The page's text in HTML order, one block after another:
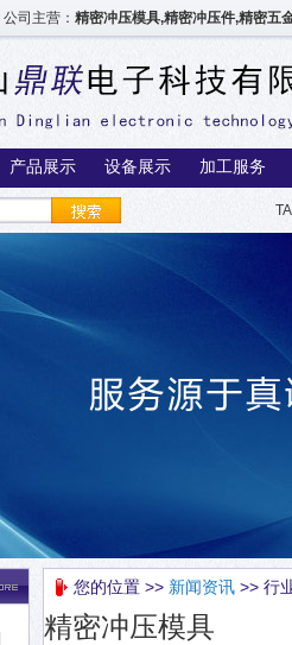
司主营： 精密冲压模具,精密冲压件,精密五
产品展示 设备展示 加工服务
您的位置 >> 新闻资讯 >> 行
精密冲压模具